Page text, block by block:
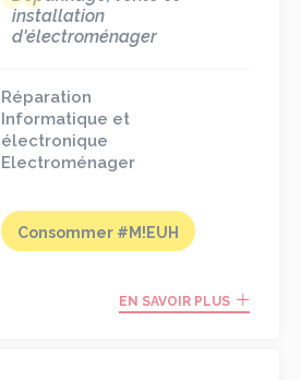
installation
d'électroménager
Réparation
Informatique et
électronique
Electroménager
Consommer #M!EUH
EN SAVOIR PLUS